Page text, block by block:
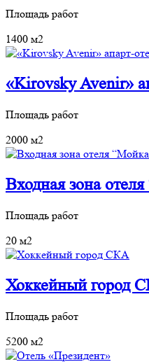
Площадь работ
1400 м2
«Kirovsky Avenir»
Площадь работ
2000 м2
Входная зона
Площадь работ
20 м2
Хоккейный город
Площадь работ
5200 м2